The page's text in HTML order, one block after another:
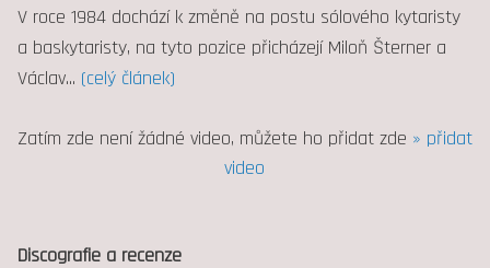
V roce 1984 dochází k změně na postu sólového kytaristy
a baskytaristy, na tyto pozice přicházejí Miloň Šterner a
Václav... (celý článek)
Zatím zde není žádné video, můžete ho přidat zde » přidat
video
Discografie a recenze